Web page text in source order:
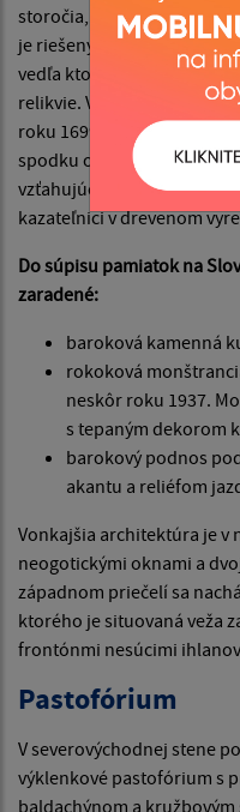
storočia, doplnený o novú
je riešený na spôsob
vedľa ktorej sú z oboch
relikvie. Vzácnosťou je
roku 1699, namaľovaný
spodku obrazu je
vzťahujúci sa na
kazateľnici v drevenom
Do súpisu pamiatok na
zaradené:
baroková kamenná
rokoková
neskôr roku 1937.
s tepaným dekorom
barokový podnos
akantu a reliéfom
Vonkajšia architektúra je v
neogotickými oknami a
západnom priečelí sa
ktorého je situovaná veža
frontónmi nesúcimi
Pastofórium
V severovýchodnej stene
výklenkové pastofórium s
baldachýnom a